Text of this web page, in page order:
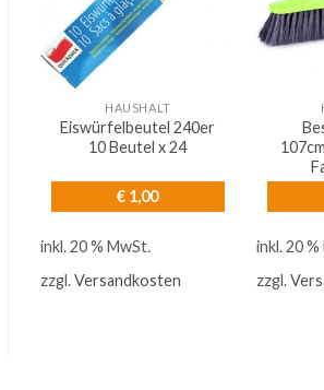
HAUSHALT
Eiswürfelbeutel 240er
10 Beutel x 24
€ 1,00
inkl. 20 % MwSt.
zzgl.Versandkosten
inkl. 20
zzgl.